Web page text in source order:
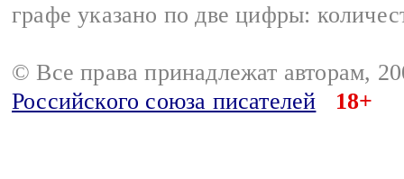
графе указано по две цифры:
© Все права принадлежат авторам,
Российского союза писателей
18+